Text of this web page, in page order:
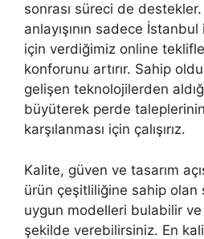
sonrası süreci de
anlayışının sadece İstanbul
için verdiğimiz online
konforunu artırır. Sahip
gelişen teknolojilerden
büyüterek perde
karşılanması için çalışırız.
Kalite, güven ve tasarım
ürün çeşitliliğine sahip olan
uygun modelleri bulabilir ve
şekilde verebilirsiniz. En